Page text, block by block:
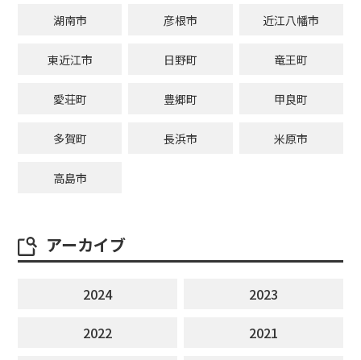
湖南市 彦根市 近江八幡市
東近江市 日野町 竜王町
愛荘町 豊郷町 甲良町
多賀町 長浜市 米原市
高島市
アーカイブ
2024
2023
2022
2021